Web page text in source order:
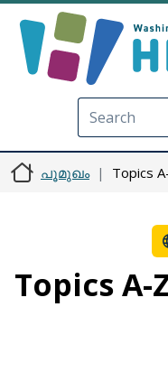
പൂമുഖം Topics
Topics A-